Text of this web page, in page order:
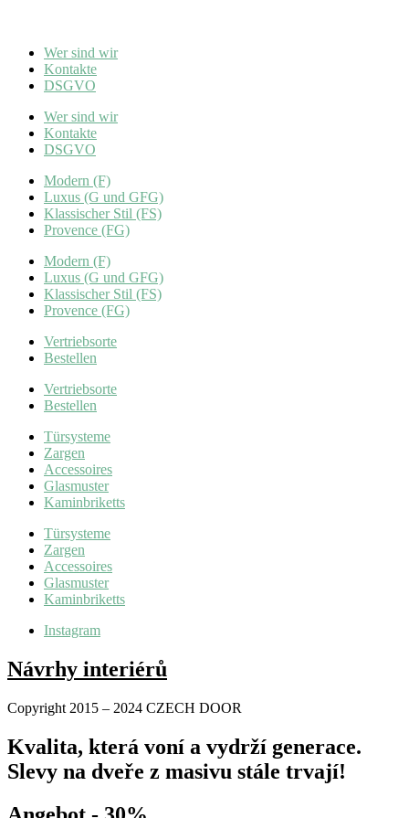
Wer sind wir
Kontakte
DSGVO
Wer sind wir
Kontakte
DSGVO
Modern (F)
Luxus (G und GFG)
Klassischer Stil (FS)
Provence (FG)
Modern (F)
Luxus (G und GFG)
Klassischer Stil (FS)
Provence (FG)
Vertriebsorte
Bestellen
Vertriebsorte
Bestellen
Türsysteme
Zargen
Accessoires
Glasmuster
Kaminbriketts
Türsysteme
Zargen
Accessoires
Glasmuster
Kaminbriketts
Instagram
Návrhy interiérů
Copyright 2015 – 2024 CZECH DOOR
Kvalita, která voní a vydrží generace.
Slevy na dveře z masivu stále trvají!